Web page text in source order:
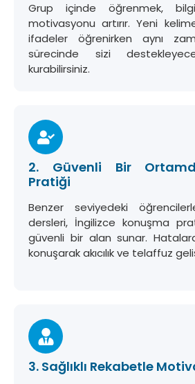
Grup içinde öğrenmek,
motivasyonu artırır. Yeni
ifadeler öğrenirken aynı
sürecinde sizi
kurabilirsiniz.
2. Güvenli Bir
Pratiği
Benzer seviyedeki
dersleri, İngilizce konuşma
güvenli bir alan sunar.
konuşarak akıcılık ve telaffuz
3. Sağlıklı Rekabetle